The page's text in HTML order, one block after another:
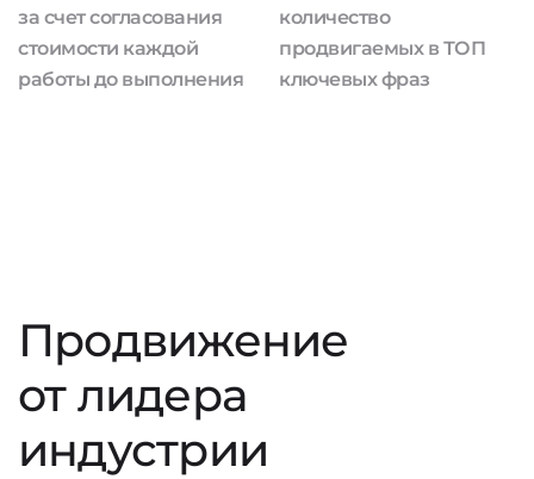
за счет согласования
стоимости каждой
работы до выполнения
количество
продвигаемых в ТОП
ключевых фраз
Продвижение
от лидера
индустрии